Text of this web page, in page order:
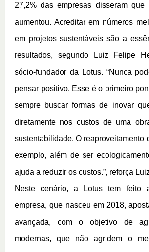
27,2% das empresas disseram que
aumentou. Acreditar em números
em projetos sustentáveis são a
resultados, segundo Luiz Felipe
sócio-fundador da Lotus. “Nunca
pensar positivo. Esse é o primeiro
sempre buscar formas de inovar
diretamente nos custos de uma
sustentabilidade. O reaproveitamento
exemplo, além de ser
ajuda a reduzir os custos.”, reforça
Neste cenário, a Lotus tem feito
empresa, que nasceu em 2018,
avançada, com o objetivo de
modernas, que não agridem o